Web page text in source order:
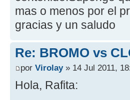
mas o menos por el
gracias y un saludo
Re: BROMO vs
por Virolay» 14 Jul 2011,
Hola, Rafita: